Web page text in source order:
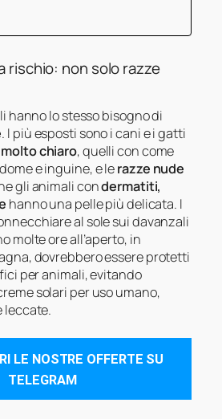
rischio: non solo razze
hanno lo stesso bisogno di
. I più esposti sono i cani e i gatti
chiaro, quelli concome
e inguine, e lerazze nude
gli animali condermatiti,
hanno una pelle più delicata. I
al sole sui davanzali
molte ore all’aperto, in
dovrebbero essere protetti
per animali, evitando
solari per uso umano,
leccate.
LE NOSTRE OFFERTE SU
TELEGRAM